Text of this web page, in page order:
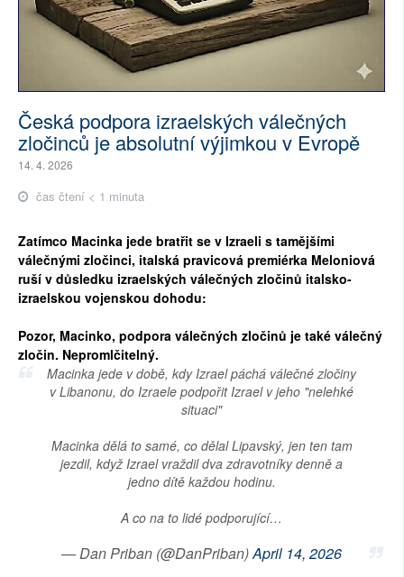
Česká podpora izraelských válečných
zločinců je absolutní výjimkou v Evropě
14. 4. 2026
čas čtení < 1 minuta
Zatímco Macinka jede bratřit se v Izraeli s tamějšími
válečnými zločinci, italská pravicová premiérka Meloniová
ruší v důsledku izraelských válečných zločinů italsko-
izraelskou vojenskou dohodu:
Pozor, Macinko, podpora válečných zločinů je také válečný
zločin. Nepromlčitelný.
Macinka jede v době, kdy Izrael páchá válečné zločiny
v Libanonu, do Izraele podpořit Izrael v jeho "nelehké
situaci"
Macinka dělá to samé, co dělal Lipavský, jen ten tam
jezdil, když Izrael vraždil dva zdravotníky denně a
jedno dítě každou hodinu.
A co na to lidé podporující…
— Dan Priban (@DanPriban)April 14, 2026